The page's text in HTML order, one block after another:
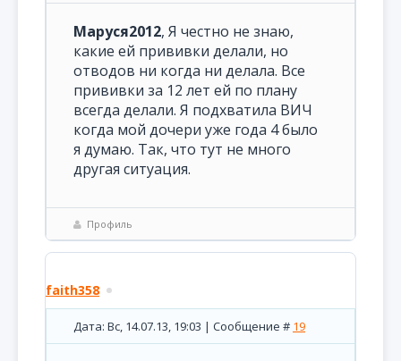
Маруся2012, Я честно не знаю,
какие ей прививки делали, но
отводов ни когда ни делала. Все
прививки за 12 лет ей по плану
всегда делали. Я подхватила ВИЧ
когда мой дочери уже года 4 было
я думаю. Так, что тут не много
другая ситуация.
Профиль
faith358
Дата: Вс, 14.07.13, 19:03 | Сообщение # 19